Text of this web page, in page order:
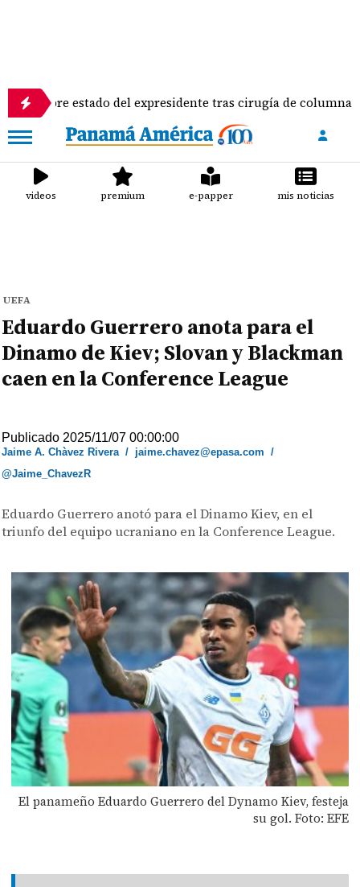
estado del expresidente tras cirugía de columna
videos premium e-papper mis noticias
UEFA
Eduardo Guerrero anota para el
Dinamo de Kiev; Slovan y Blackman
caen en la Conference League
Publicado 2025/11/07 00:00:00
Jaime A. Chàvez Rivera/ jaime.chavez@epasa.com /
@Jaime_ChavezR
Eduardo Guerrero anotó para el Dinamo Kiev, en el
triunfo del equipo ucraniano en la Conference League.
El panameño Eduardo Guerrero del Dynamo Kiev, festeja
su gol. Foto: EFE